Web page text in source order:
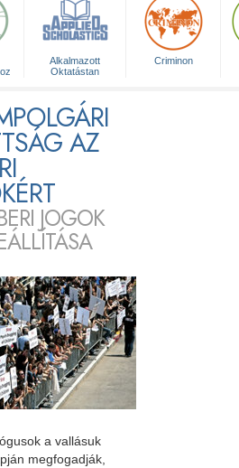
Alkalmazott
Oktatástan
Criminon
AZ
JOGOK
a vallásuk
megfogadják,